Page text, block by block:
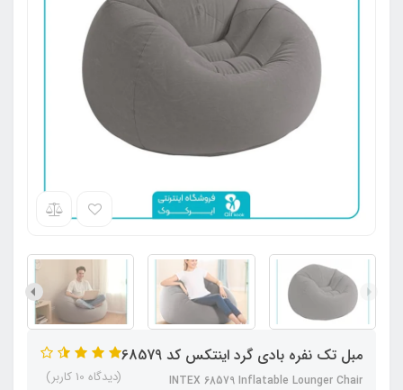
مبل تک نفره بادی گرد اینتکس کد 68579
INTEX 68579 Inflatable Lounger Chair (دیدگاه 10 کاربر)